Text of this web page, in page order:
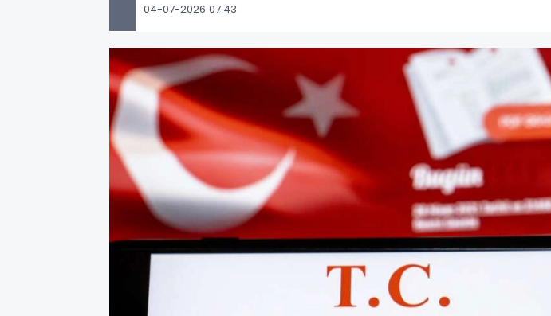
04-07-2026 07:43